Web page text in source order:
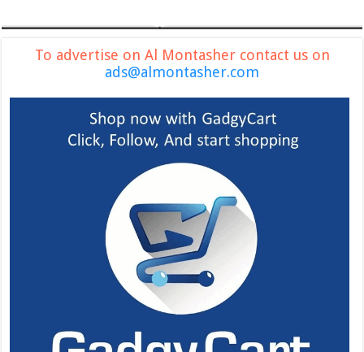
To advertise on Al Montasher contact us on
ads@almontasher.com